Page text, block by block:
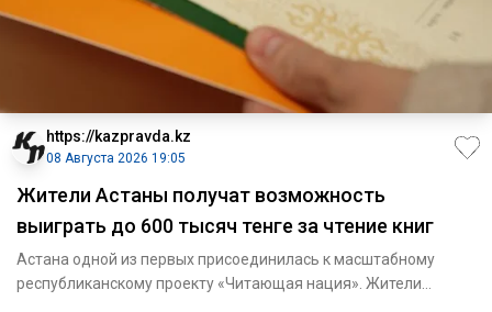
https://kazpravda.kz
08 Августа 2026 19:05
Жители Астаны получат возможность
выиграть до 600 тысяч тенге за чтение книг
Астана одной из первых присоединилась к масштабному
республиканскому проекту «Читающая нация». Жители